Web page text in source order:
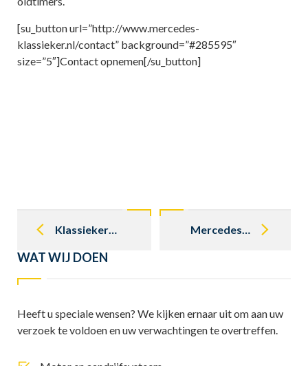
[su_button url=”http://www.mercedes-
klassieker.nl/contact” background=”#285595″
size=”5″]Contact opnemen[/su_button]
navigation
Klassiekerbeurs Mecc Maastricht 2016 Mercedes-Benz viert 130 bestaan automobiel
WAT WIJ DOEN
Heeft u speciale wensen? We kijken ernaar uit om aan uw
verzoek te voldoen en uw verwachtingen te overtreffen.